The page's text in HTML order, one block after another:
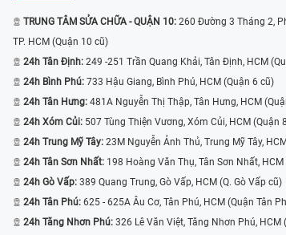
TRUNG TÂM SỬA CHỮA - QUẬN 10: 260 Đường 3 Tháng 2,
TP. HCM (Quận 10 cũ)
24h Tân Định: 249 -251 Trần Quang Khải, Tân Định, HCM
24h Bình Phú: 733 Hậu Giang, Bình Phú, HCM (Quận 6 cũ)
24h Tân Hưng: 481A Nguyễn Thị Thập, Tân Hưng, HCM
24h Xóm Củi: 507 Tùng Thiện Vương, Xóm Củi, HCM (Quận
24h Trung Mỹ Tây: 23M Nguyễn Ảnh Thủ, Trung Mỹ Tây,
24h Tân Sơn Nhất: 198 Hoàng Văn Thụ, Tân Sơn Nhất,
24h Gò Vấp: 389 Quang Trung, Gò Vấp, HCM (Q. Gò Vấp cũ)
24h Tân Phú: 625 - 625A Âu Cơ, Tân Phú, HCM (Quận Tân
24h Tăng Nhơn Phú: 326 Lê Văn Việt, Tăng Nhơn Phú, HCM